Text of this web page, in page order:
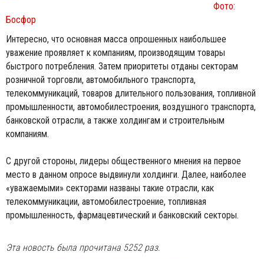
Фото:
Босфор
Интересно, что основная масса опрошенных наибольшее
уважение проявляет к компаниям, производящим товары
быстрого потребления. Затем приоритеты отданы секторам
розничной торговли, автомобильного транспорта,
телекоммуникаций, товаров длительного пользования, топливной
промышленности, автомобилестроения, воздушного транспорта,
банковской отрасли, а также холдингам и строительным
компаниям.
С другой стороны, лидеры общественного мнения на первое
место в данном опросе выдвинули холдинги. Далее, наиболее
«уважаемыми» секторами названы такие отрасли, как
телекоммуникации, автомобилестроение, топливная
промышленность, фармацевтический и банковский секторы.
Эта новость была прочитана 5252 раз.